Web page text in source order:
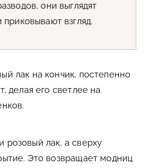
они выглядят
взгляд.
лак на кончик, постепенно
делая его светлее на
розовый лак, а сверху
Это возвращает модниц